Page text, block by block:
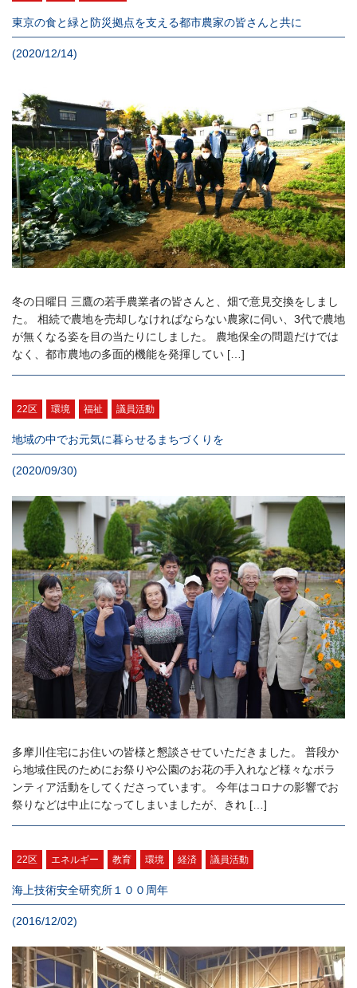
東京の食と緑と防災拠点を支える都市農家の皆さんと共に
(2020/12/14)
冬の日曜日 三鷹の若手農業者の皆さんと、畑で意見交換をしまし
た。 相続で農地を売却しなければならない農家に伺い、3代で農地
が無くなる姿を目の当たりにしました。 農地保全の問題だけでは
なく、都市農地の多面的機能を発揮してい […]
22区 環境 福祉 議員活動
地域の中でお元気に暮らせるまちづくりを
(2020/09/30)
多摩川住宅にお住いの皆様と懇談させていただきました。 普段か
ら地域住民のためにお祭りや公園のお花の手入れなど様々なボラ
ンティア活動をしてくださっています。 今年はコロナの影響でお
祭りなどは中止になってしまいましたが、きれ […]
22区 エネルギー 教育 環境 経済 議員活動
海上技術安全研究所１００周年
(2016/12/02)